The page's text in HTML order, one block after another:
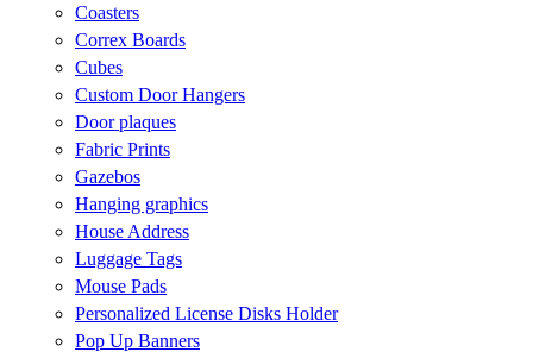
Coasters
Correx Boards
Cubes
Custom Door Hangers
Door plaques
Fabric Prints
Gazebos
Hanging graphics
House Address
Luggage Tags
Mouse Pads
Personalized License Disks Holder
Pop Up Banners